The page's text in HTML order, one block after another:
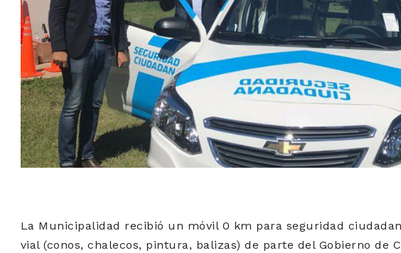
La Municipalidad recibió un móvil 0 km para seguridad
vial (conos, chalecos, pintura, balizas) de parte del Gobierno de